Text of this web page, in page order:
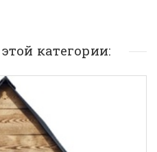
категории: